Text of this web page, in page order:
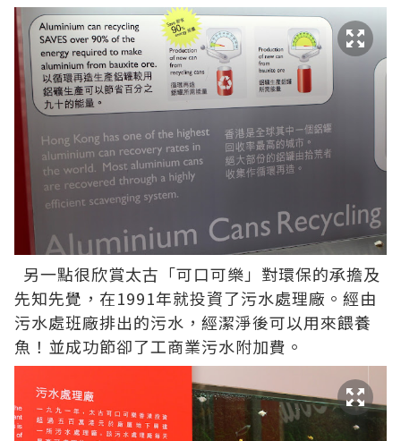
另一點很欣賞太古「可口可樂」對環保的承擔及
先知先覺，在1991年就投資了污水處理廠。經由
污水處班廠排出的污水，經潔淨後可以用來餵養
魚！並成功節卻了工商業污水附加費。